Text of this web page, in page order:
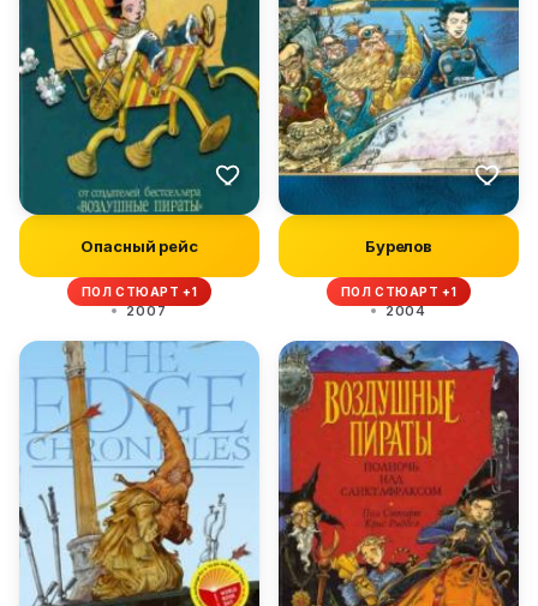
Опасный рейс
ПОЛ СТЮАРТ +1
2007
Бурелов
ПОЛ СТЮАРТ +1
2004